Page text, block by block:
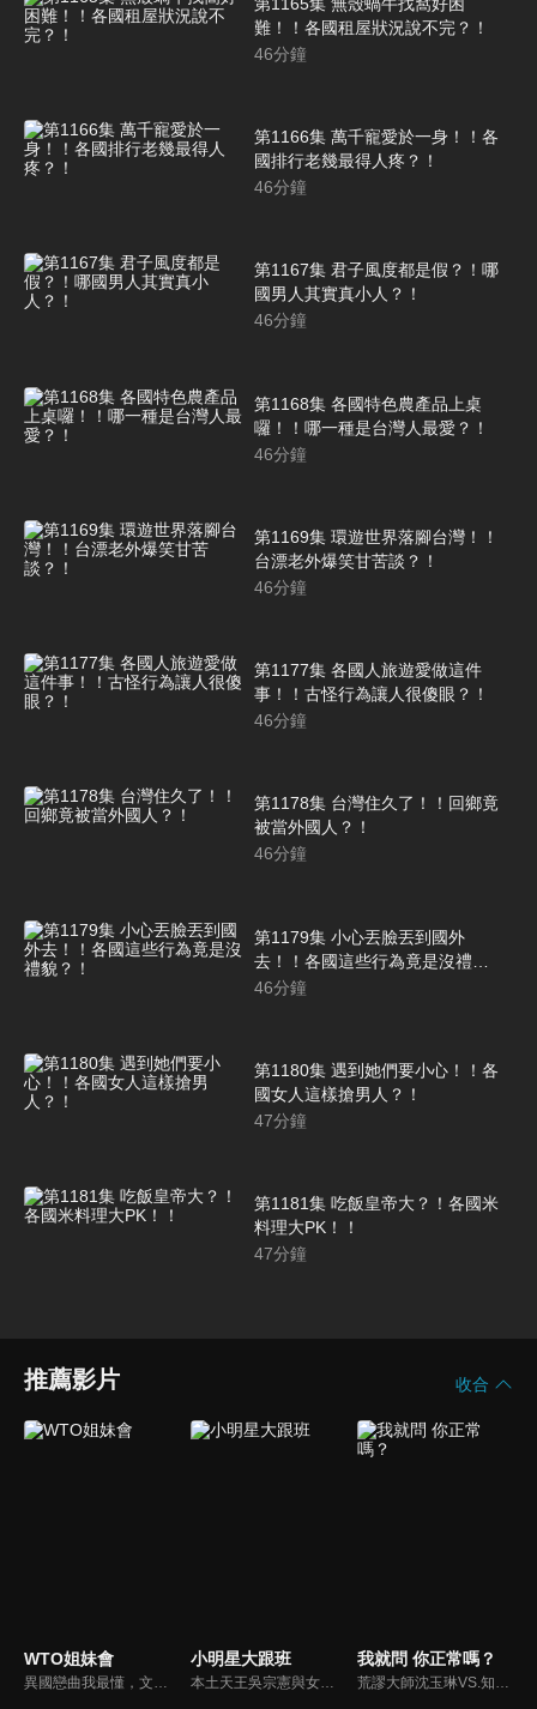
難！！各國租屋狀況說不完？！
46分鐘
第1166集 萬千寵愛於一身！！各
國排行老幾最得人疼？！
46分鐘
第1167集 君子風度都是假？！哪
國男人其實真小人？！
46分鐘
第1168集 各國特色農產品上桌
囉！！哪一種是台灣人最愛？！
46分鐘
第1169集 環遊世界落腳台灣！！
台漂老外爆笑甘苦談？！
46分鐘
第1177集 各國人旅遊愛做這件
事！！古怪行為讓人很傻眼？！
46分鐘
第1178集 台灣住久了！！回鄉竟
被當外國人？！
46分鐘
第1179集 小心丟臉丟到國外
去！！各國這些行為竟是沒禮
貌？！
46分鐘
第1180集 遇到她們要小心！！各
國女人這樣搶男人？！
47分鐘
第1181集 吃飯皇帝大？！各國米
料理大PK！！
47分鐘
推薦影片 收合
WTO姐妹會 小明星大跟班
本土天王吳宗憲與女兒吳姍儒（Sandy）搭檔主持，每集邀請來賓暢談演藝圈大小事，父女檔聯手笑果十足，老梗搭上新世代，最新組合強勢登場！
我就問 你正常嗎？